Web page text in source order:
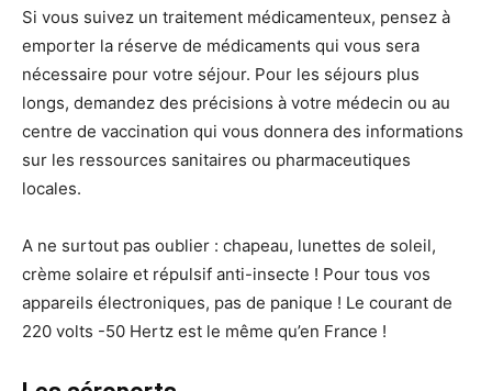
Si vous suivez un traitement médicamenteux, pensez à
emporter la réserve de médicaments qui vous sera
nécessaire pour votre séjour. Pour les séjours plus
longs, demandez des précisions à votre médecin ou au
centre de vaccination qui vous donnera des informations
sur les ressources sanitaires ou pharmaceutiques
locales.
A ne surtout pas oublier : chapeau, lunettes de soleil,
crème solaire et répulsif anti-insecte ! Pour tous vos
appareils électroniques, pas de panique ! Le courant de
220 volts -50 Hertz est le même qu’en France !